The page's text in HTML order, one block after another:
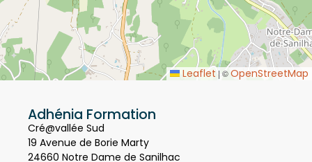
Adhénia Formation
Cré@vallée Sud
19 Avenue de Borie Marty